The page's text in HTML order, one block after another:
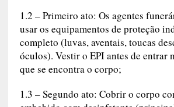
1.2 – Primeiro ato: Os agentes
usar os equipamentos de proteção
completo (luvas, aventais, toucas
óculos). Vestir o EPI antes de entrar
que se encontra o corpo;
1.3 – Segundo ato: Cobrir o corpo